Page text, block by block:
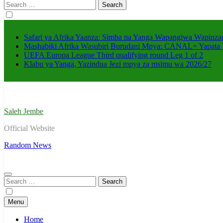
Search
for:
Safari ya Afrika Yaanza: Simba na Yanga Wapangiwa
Mashabiki Afrika Wasubiri Burudani Mpya: CANAL+ Yapata
UEFA Europa League Third qualifying round Leg 1 of 2
Klabu ya Yanga, Yazindua Jezi mpya za msimu wa 2026/27
Saleh Jembe
Official Website
Random News
Search
for:
Menu
Home